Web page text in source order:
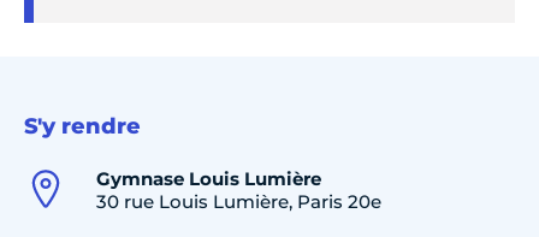
S'y rendre
Gymnase Louis Lumière
30 rue Louis Lumière, Paris 20e